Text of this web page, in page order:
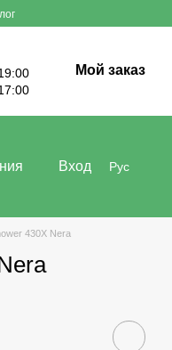
Мой заказ
Вход Рус
430X Nera